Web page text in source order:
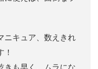
ニキュア、数えきれ